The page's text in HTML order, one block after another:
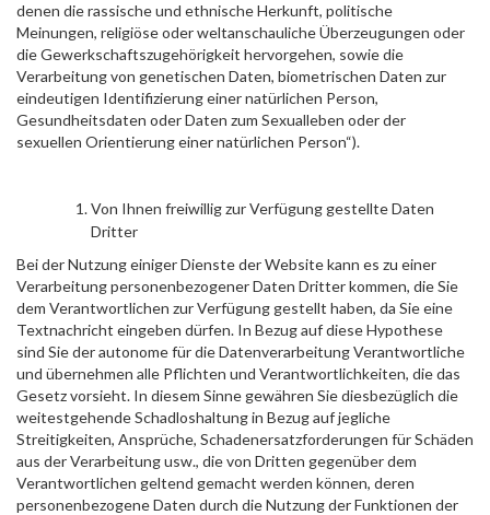
denen die rassische und ethnische Herkunft, politische
Meinungen, religiöse oder weltanschauliche Überzeugungen oder
die Gewerkschaftszugehörigkeit hervorgehen, sowie die
Verarbeitung von genetischen Daten, biometrischen Daten zur
eindeutigen Identifizierung einer natürlichen Person,
Gesundheitsdaten oder Daten zum Sexualleben oder der
sexuellen Orientierung einer natürlichen Person“).
Von Ihnen freiwillig zur Verfügung gestellte Daten
Dritter
Bei der Nutzung einiger Dienste der Website kann es zu einer
Verarbeitung personenbezogener Daten Dritter kommen, die Sie
dem Verantwortlichen zur Verfügung gestellt haben, da Sie eine
Textnachricht eingeben dürfen. In Bezug auf diese Hypothese
sind Sie der autonome für die Datenverarbeitung Verantwortliche
und übernehmen alle Pflichten und Verantwortlichkeiten, die das
Gesetz vorsieht. In diesem Sinne gewähren Sie diesbezüglich die
weitestgehende Schadloshaltung in Bezug auf jegliche
Streitigkeiten, Ansprüche, Schadenersatzforderungen für Schäden
aus der Verarbeitung usw., die von Dritten gegenüber dem
Verantwortlichen geltend gemacht werden können, deren
personenbezogene Daten durch die Nutzung der Funktionen der